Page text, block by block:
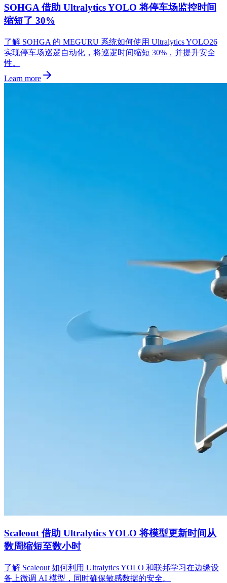
SOHGA 借助 Ultralytics YOLO 将停车场监控时间
缩短了 30%
了解 SOHGA 的 MEGURU 系统如何使用 Ultralytics YOLO26
实现停车场巡逻自动化，将巡逻时间缩短 30%，并提升安全
性。
Learn more
Scaleout 借助 Ultralytics YOLO 将模型更新时间从
数周缩短至数小时
了解 Scaleout 如何利用 Ultralytics YOLO 和联邦学习在边缘设
备上微调 AI 模型，同时确保敏感数据的安全。